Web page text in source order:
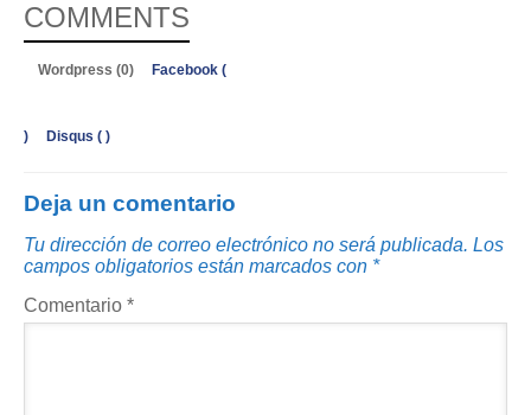
COMMENTS
Wordpress (0) Facebook (
) Disqus ( )
Deja un comentario
Tu dirección de correo electrónico no será publicada. Los
campos obligatorios están marcados con *
Comentario *